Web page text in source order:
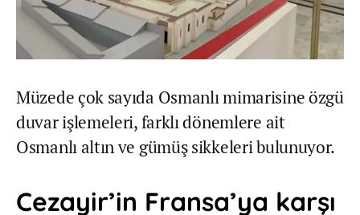
Müzede çok sayıda Osmanlı mimarisine özgü
duvar işlemeleri, farklı dönemlere ait
Osmanlı altın ve gümüş sikkeleri bulunuyor.
Cezayir’in Fransa’ya karşı